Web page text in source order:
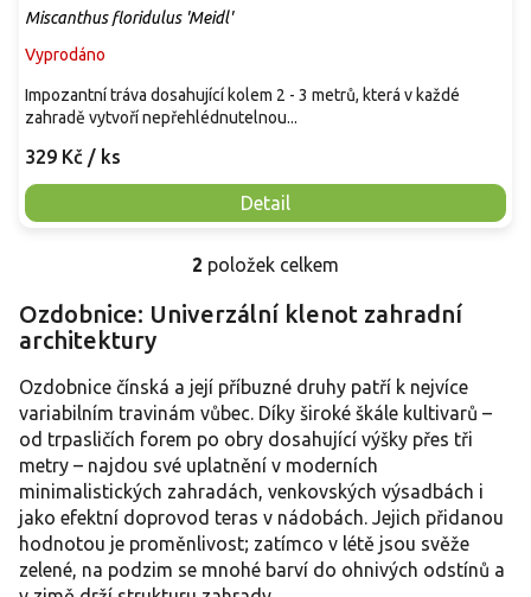
Miscanthus floridulus 'Meidl'
Vyprodáno
329 Kč / ks
Detail
Impozantní tráva dosahující kolem 2 - 3 metrů, která v každé
zahradě vytvoří nepřehlédnutelnou...
O
l
a
c
í
p
r
v
k
y
v
ý
2 položek celkem
Ozdobnice: Univerzální klenot zahradní
architektury
Ozdobnice čínská a její příbuzné druhy patří k nejvíce
variabilním travinám vůbec. Díky široké škále kultivarů –
od trpasličích forem po obry dosahující výšky přes tři
metry – najdou své uplatnění v moderních
minimalistických zahradách, venkovských výsadbách i
jako efektní doprovod teras v nádobách. Jejich přidanou
hodnotou je proměnlivost; zatímco v létě jsou svěže
zelené, na podzim se mnohé barví do ohnivých odstínů a